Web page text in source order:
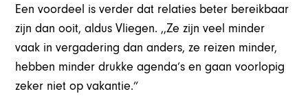
Een voordeel is verder dat relaties beter bereikbaar
zijn dan ooit, aldus Vliegen. ,,Ze zijn veel minder
vaak in vergadering dan anders, ze reizen minder,
hebben minder drukke agenda’s en gaan voorlopig
zeker niet op vakantie.”